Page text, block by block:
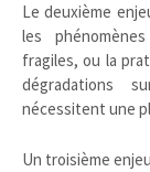
Le deuxième
les
fragiles, ou la
dégradations
nécessitent une
Un troisième